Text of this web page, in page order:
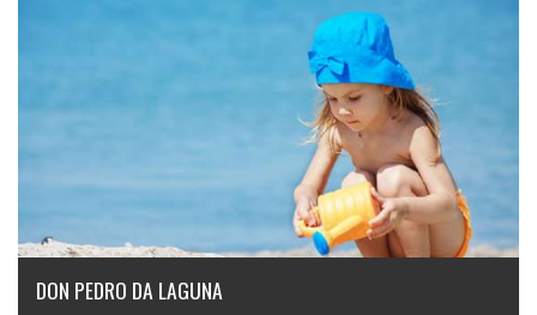
DON PEDRO DA LAGUNA